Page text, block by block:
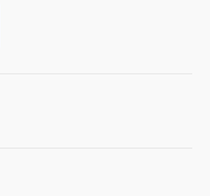
chantier